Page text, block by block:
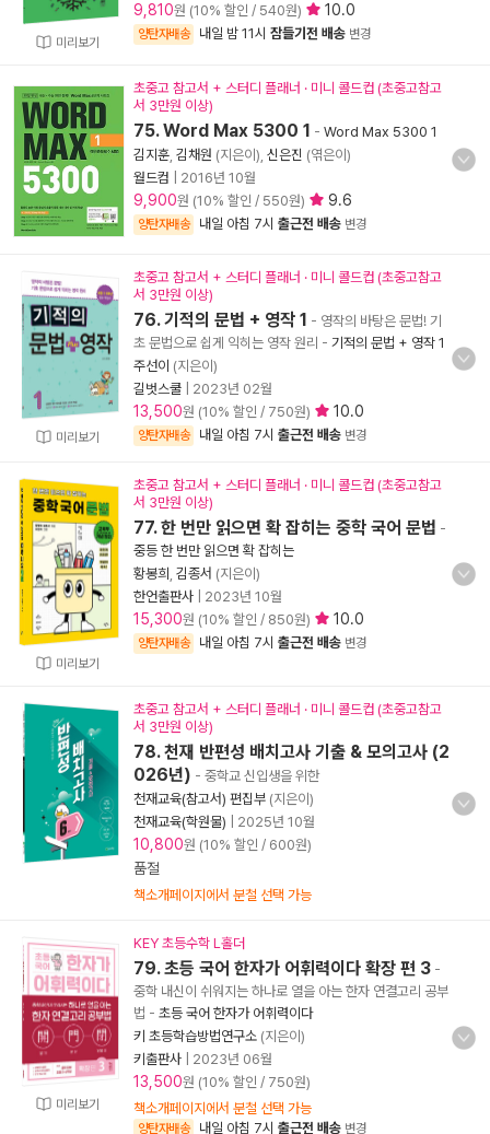
미리보기
9,810원 (10% 할인 / 540원) 10.0
양탄자배송 내일 밤 11시 잠들기전 배송 변경
초중고 참고서 + 스터디 플래너 · 미니 콜드컵 (초중고참고
서 3만원 이상)
75. Word Max 5300 1 - Word Max 5300 1
김지훈 김채원 (지은이), 신은진 (엮은이)
월드컴
2016년 10월
9,900원 (10% 할인 / 550원) 9.6
양탄자배송 내일 아침 7시 출근전 배송 변경
미리보기
초중고 참고서 + 스터디 플래너 · 미니 콜드컵 (초중고참고
서 3만원 이상)
76. 기적의 문법 + 영작 1 - 영작의 바탕은 문법! 기
초 문법으로 쉽게 익히는 영작 원리 - 기적의 문법 + 영작 1
주선이 (지은이)
길벗스쿨
2023년 02월
13,500원 (10% 할인 / 750원) 10.0
양탄자배송 내일 아침 7시 출근전 배송 변경
미리보기
초중고 참고서 + 스터디 플래너 · 미니 콜드컵 (초중고참고
서 3만원 이상)
77. 한 번만 읽으면 확 잡히는 중학 국어 문법 -
중등 한 번만 읽으면 확 잡히는
황봉희 김종서 (지은이)
한언출판사
2023년 10월
15,300원 (10% 할인 / 850원) 10.0
양탄자배송 내일 아침 7시 출근전 배송 변경
초중고 참고서 + 스터디 플래너 · 미니 콜드컵 (초중고참고
서 3만원 이상)
78. 천재 반편성 배치고사 기출 & 모의고사 (2
026년) - 중학교 신입생을 위한
천재교육(참고서) 편집부 (지은이)
천재교육(학원물)
2025년 10월
10,800원 (10% 할인 / 600원)
품절
책소개페이지에서 분철 선택 가능
미리보기
KEY 초등수학 L홀더
79. 초등 국어 한자가 어휘력이다 확장 편 3 -
중학 내신이 쉬워지는 하나로 열을 아는 한자 연결고리 공부
법 - 초등 국어 한자가 어휘력이다
키 초등학습방법연구소 (지은이)
키출판사
2023년 06월
13,500원 (10% 할인 / 750원)
책소개페이지에서 분철 선택 가능
양탄자배송 내일 아침 7시 출근전 배송 변경